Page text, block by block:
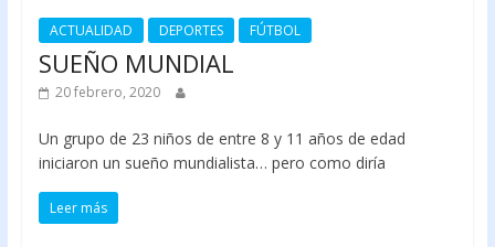
ACTUALIDAD DEPORTES FÚTBOL
SUEÑO MUNDIAL
20 febrero, 2020
Un grupo de 23 niños de entre 8 y 11 años de edad
iniciaron un sueño mundialista… pero como diría
Leer más